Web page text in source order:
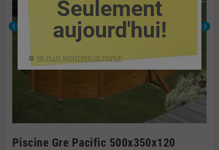
chevron_left chevron_right
Piscine Gre Pacific 500x350x120
Seulement
aujourd'hui!
NE PLUS MONTRER CE POPUP.